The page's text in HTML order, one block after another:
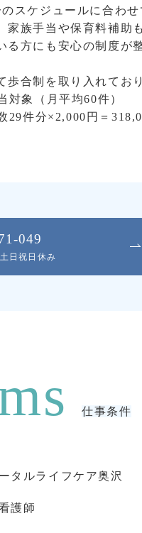
スケジュールに合わ
家族手当や保育料補助
る方にも安心の制度が
合制を取り入れてお
象（月平均60件）
29件分×2,000円＝
049
日祝日休み
仕事条件
ータルライフケア奥沢
護師